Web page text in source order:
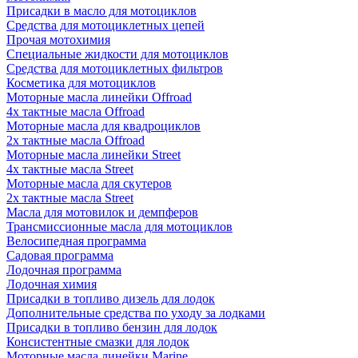
Присадки в масло для мотоциклов
Средства для мотоциклетных цепей
Прочая мотохимия
Специальные жидкости для мотоциклов
Средства для мотоциклетных фильтров
Косметика для мотоциклов
Моторные масла линейки Offroad
4х тактные масла Offroad
Моторные масла для квадроциклов
2х тактные масла Offroad
Моторные масла линейки Street
4х тактные масла Street
Моторные масла для скутеров
2х тактные масла Street
Масла для мотовилок и демпферов
Трансмиссионные масла для мотоциклов
Велосипедная программа
Садовая программа
Лодочная программа
Лодочная химия
Присадки в топливо дизель для лодок
Дополнительные средства по уходу за лодками
Присадки в топливо бензин для лодок
Консистентные смазки для лодок